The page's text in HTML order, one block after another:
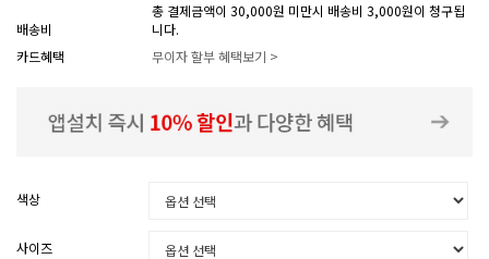
배송비
총 결제금액이 30,000원 미만시 배송비 3,000원이 청구됩
니다.
카드혜택
무이자 할부 혜택보기 >
색상
사이즈